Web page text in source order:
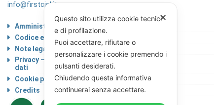
info@firstcisl.it
Amministrazione trasparente
Codice etico
Note legali
Privacy – Informativa sul trattamento dei
dati
Cookie policy
Credits
✕
Questo sito utilizza cookie tecnici
e di profilazione.
Puoi accettare, rifiutare o
personalizzare i cookie premendo i
pulsanti desiderati.
Chiudendo questa informativa
continuerai senza accettare.